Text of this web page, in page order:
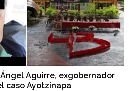
Aguirre, exgobernador
caso Ayotzinapa